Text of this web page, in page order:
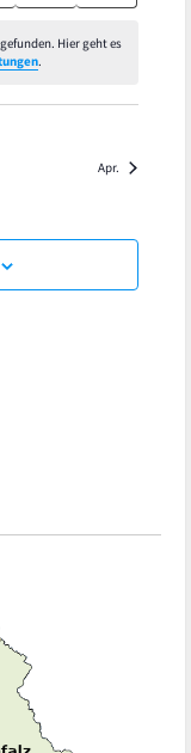
Hier geht es
.
Apr.